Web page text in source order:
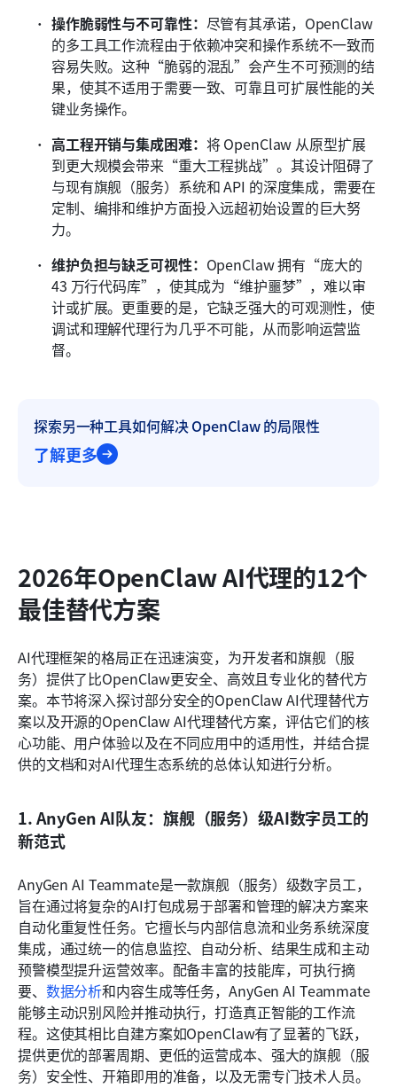
操作脆弱性与不可靠性： 尽管有其承诺，OpenClaw
的多工具工作流程由于依赖冲突和操作系统不一致而
容易失败。这种“脆弱的混乱”会产生不可预测的结
果，使其不适用于需要一致、可靠且可扩展性能的关
键业务操作。
高工程开销与集成困难： 将 OpenClaw 从原型扩展
到更大规模会带来“重大工程挑战”。其设计阻碍了
与现有旗舰（服务）系统和 API 的深度集成，需要在
定制、编排和维护方面投入远超初始设置的巨大努
力。
维护负担与缺乏可视性： OpenClaw 拥有“庞大的
43 万行代码库”，使其成为“维护噩梦”，难以审
计或扩展。更重要的是，它缺乏强大的可观测性，使
调试和理解代理行为几乎不可能，从而影响运营监
督。
探索另一种工具如何解决 OpenClaw 的局限性
了解更多
2026年OpenClaw AI代理的12个
最佳替代方案
AI代理框架的格局正在迅速演变，为开发者和旗舰（服
务）提供了比OpenClaw更安全、高效且专业化的替代方
案。本节将深入探讨部分安全的OpenClaw AI代理替代方
案以及开源的OpenClaw AI代理替代方案，评估它们的核
心功能、用户体验以及在不同应用中的适用性，并结合提
供的文档和对AI代理生态系统的总体认知进行分析。
1. AnyGen AI队友：旗舰（服务）级AI数字员工的
新范式
AnyGen AI Teammate是一款旗舰（服务）级数字员工，
旨在通过将复杂的AI打包成易于部署和管理的解决方案来
自动化重复性任务。它擅长与内部信息流和业务系统深度
集成，通过统一的信息监控、自动分析、结果生成和主动
预警模型提升运营效率。配备丰富的技能库，可执行摘
要、 数据分析和内容生成等任务，AnyGen AI Teammate
能够主动识别风险并推动执行，打造真正智能的工作流
程。这使其相比自建方案如OpenClaw有了显著的飞跃，
提供更优的部署周期、更低的运营成本、强大的旗舰（服
务）安全性、开箱即用的准备，以及无需专门技术人员。